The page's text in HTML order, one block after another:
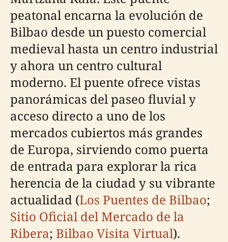
peatonal encarna la evolución de
Bilbao desde un puesto comercial
medieval hasta un centro industrial
y ahora un centro cultural
moderno. El puente ofrece vistas
panorámicas del paseo fluvial y
acceso directo a uno de los
mercados cubiertos más grandes
de Europa, sirviendo como puerta
de entrada para explorar la rica
herencia de la ciudad y su vibrante
actualidad (Los Puentes de Bilbao;
Sitio Oficial del Mercado de la
Ribera; Bilbao Visita Virtual).